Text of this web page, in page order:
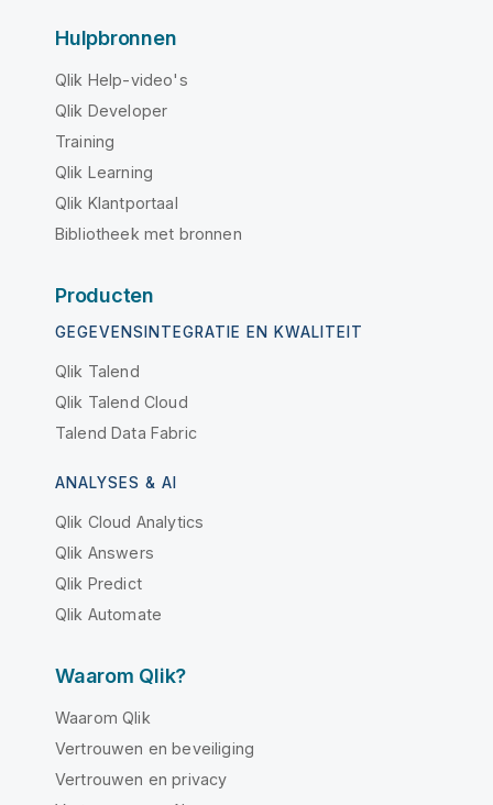
Hulpbronnen
Qlik Help-video's
Qlik Developer
Training
Qlik Learning
Qlik Klantportaal
Bibliotheek met bronnen
Producten
GEGEVENSINTEGRATIE EN KWALITEIT
Qlik Talend
Qlik Talend Cloud
Talend Data Fabric
ANALYSES & AI
Qlik Cloud Analytics
Qlik Answers
Qlik Predict
Qlik Automate
Waarom Qlik?
Waarom Qlik
Vertrouwen en beveiliging
Vertrouwen en privacy